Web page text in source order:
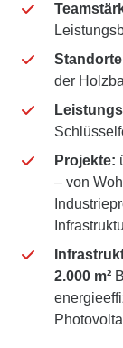
der
Projekte:
– von
2.000 m²